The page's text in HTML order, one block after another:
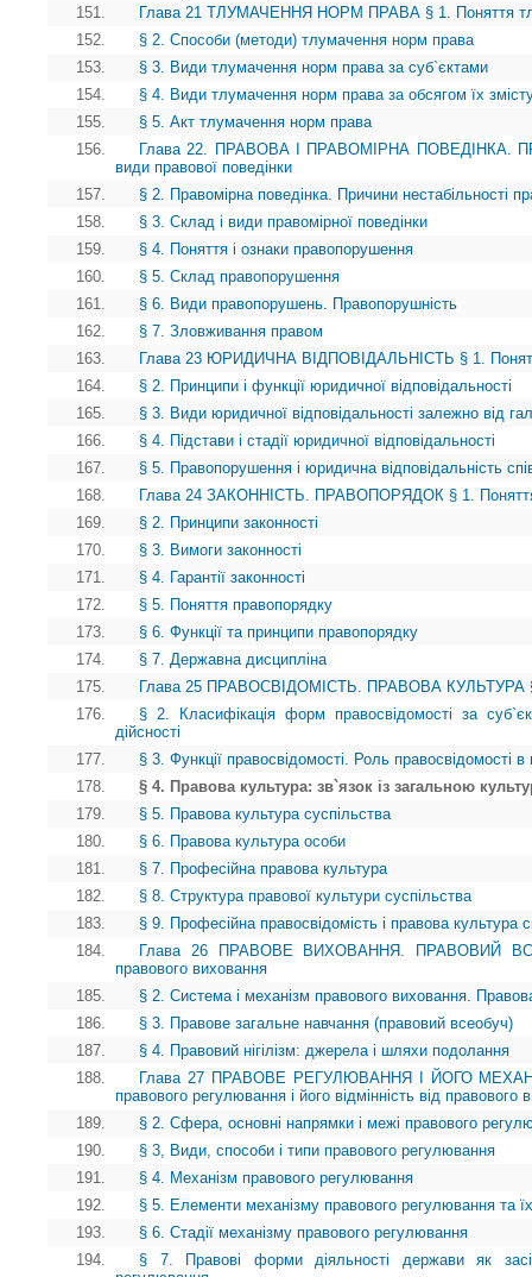
151.
Глава 21 ТЛУМАЧЕННЯ НОРМ ПРАВА § 1. Поняття
152.
§ 2. Способи (методи) тлумачення норм права
153.
§ 3. Види тлумачення норм права за суб`єктами
154.
§ 4. Види тлумачення норм права за обсягом їх
155.
§ 5. Акт тлумачення норм права
156.
Глава 22. ПРАВОВА І ПРАВОМІРНА ПОВЕДІНКА.
види правової поведінки
157.
§ 2. Правомірна поведінка. Причини нестабільності
158.
§ 3. Склад і види правомірної поведінки
159.
§ 4. Поняття і ознаки правопорушення
160.
§ 5. Склад правопорушення
161.
§ 6. Види правопорушень. Правопорушність
162.
§ 7. Зловживання правом
163.
Глава 23 ЮРИДИЧНА ВІДПОВІДАЛЬНІСТЬ § 1. Поняття
164.
§ 2. Принципи і функції юридичної відповідальності
165.
§ 3. Види юридичної відповідальності залежно від
166.
§ 4. Підстави і стадії юридичної відповідальності
167.
§ 5. Правопорушення і юридична відповідальність
168.
Глава 24 ЗАКОННІСТЬ. ПРАВОПОРЯДОК § 1. Поняття
169.
§ 2. Принципи законності
170.
§ 3. Вимоги законності
171.
§ 4. Гарантії законності
172.
§ 5. Поняття правопорядку
173.
§ 6. Функції та принципи правопорядку
174.
§ 7. Державна дисципліна
175.
Глава 25 ПРАВОСВІДОМІСТЬ. ПРАВОВА КУЛЬТУРА §
176.
§ 2. Класифікація форм правосвідомості за
дійсності
177.
§ 3. Функції правосвідомості. Роль правосвідомості в
178.
§ 4. Правова культура: зв`язок із загальною
179.
§ 5. Правова культура суспільства
180.
§ 6. Правова культура особи
181.
§ 7. Професійна правова культура
182.
§ 8. Структура правової культури суспільства
183.
§ 9. Професійна правосвідомість і правова культура
184.
Глава 26 ПРАВОВЕ ВИХОВАННЯ. ПРАВОВИЙ
правового виховання
185.
§ 2. Система і механізм правового виховання.
186.
§ 3. Правове загальне навчання (правовий всеобуч)
187.
§ 4. Правовий нігілізм: джерела і шляхи подолання
188.
Глава 27 ПРАВОВЕ РЕГУЛЮВАННЯ І ЙОГО
правового регулювання і його відмінність від правового
189.
§ 2. Сфера, основні напрямки і межі правового
190.
§ 3, Види, способи і типи правового регулювання
191.
§ 4. Механізм правового регулювання
192.
§ 5. Елементи механізму правового регулювання та
193.
§ 6. Стадії механізму правового регулювання
194.
§ 7. Правові форми діяльності держави як